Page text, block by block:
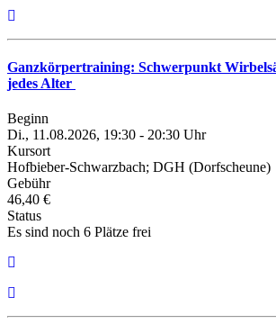
Ganzkörpertraining: Schwerpunkt
jedes Alter
Beginn
Di., 11.08.2026, 19:30 - 20:30 Uhr
Kursort
Hofbieber-Schwarzbach; DGH (Dorfscheune)
Gebühr
46,40 €
Status
Es sind noch 6 Plätze frei